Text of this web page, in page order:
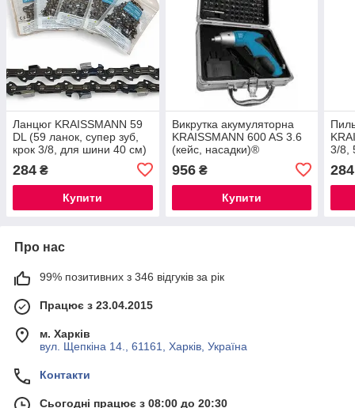
Ланцюг KRAISSMANN 59
DL (59 ланок, супер зуб,
крок 3/8, для шини 40 см)
284 ₴
Купити
Викрутка акумуляторна
KRAISSMANN 600 AS 3.6
(кейс, насадки)®
956₴
Купити
3/8,
284
Про нас
99% позитивних з 346 відгуків за рік
Працює з 23.04.2015
м. Харків
вул. Щепкіна 14., 61161, Харків, Україна
Контакти
Сьогодні працює з 08:00 до 20:30